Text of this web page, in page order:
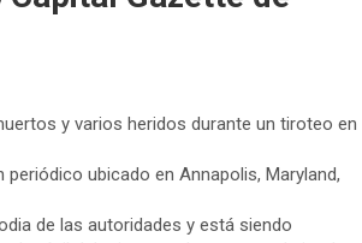
y varios heridos durante un tiroteo en
ubicado en Annapolis, Maryland,
de las autoridades y está siendo